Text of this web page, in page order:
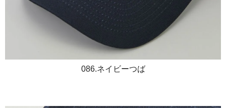
086.ネイビーつば